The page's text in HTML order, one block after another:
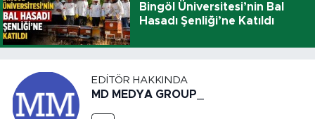
Bingöl Üniversitesi’nin Bal
Hasadı Şenliği’ne Katıldı
EDITÖR HAKKINDA
MD MEDYA GROUP_